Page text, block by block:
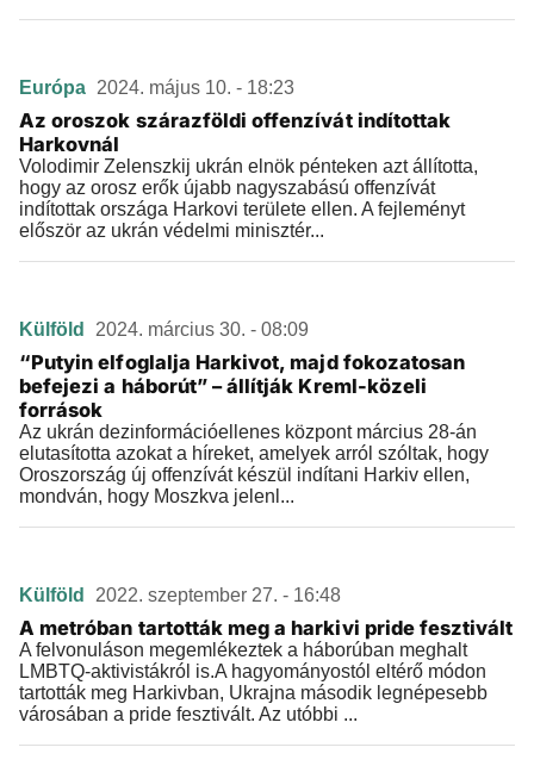
Európa 2024. május 10. - 18:23
Az oroszok szárazföldi offenzívát indítottak
Harkovnál
Volodimir Zelenszkij ukrán elnök pénteken azt állította,
hogy az orosz erők újabb nagyszabású offenzívát
indítottak országa Harkovi területe ellen. A fejleményt
először az ukrán védelmi minisztér...
Külföld 2024. március 30. - 08:09
“Putyin elfoglalja Harkivot, majd fokozatosan
befejezi a háborút” – állítják Kreml-közeli
források
Az ukrán dezinformációellenes központ március 28-án
elutasította azokat a híreket, amelyek arról szóltak, hogy
Oroszország új offenzívát készül indítani Harkiv ellen,
mondván, hogy Moszkva jelenl...
Külföld 2022. szeptember 27. - 16:48
A metróban tartották meg a harkivi pride fesztivált
A felvonuláson megemlékeztek a háborúban meghalt
LMBTQ-aktivistákról is.A hagyományostól eltérő módon
tartották meg Harkivban, Ukrajna második legnépesebb
városában a pride fesztivált. Az utóbbi ...